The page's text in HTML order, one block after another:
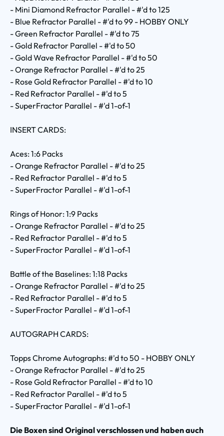
- Mini Diamond Refractor Parallel - #'d to 125
- Blue Refractor Parallel - #'d to 99 - HOBBY ONLY
- Green Refractor Parallel - #'d to 75
- Gold Refractor Parallel - #'d to 50
- Gold Wave Refractor Parallel - #'d to 50
- Orange Refractor Parallel - #'d to 25
- Rose Gold Refractor Parallel - #'d to 10
- Red Refractor Parallel - #'d to 5
- SuperFractor Parallel - #'d 1-of-1
INSERT CARDS:
Aces: 1:6 Packs
- Orange Refractor Parallel - #'d to 25
- Red Refractor Parallel - #'d to 5
- SuperFractor Parallel - #'d 1-of-1
Rings of Honor: 1:9 Packs
- Orange Refractor Parallel - #'d to 25
- Red Refractor Parallel - #'d to 5
- SuperFractor Parallel - #'d 1-of-1
Battle of the Baselines: 1:18 Packs
- Orange Refractor Parallel - #'d to 25
- Red Refractor Parallel - #'d to 5
- SuperFractor Parallel - #'d 1-of-1
AUTOGRAPH CARDS:
Topps Chrome Autographs: #'d to 50 - HOBBY ONLY
- Orange Refractor Parallel - #'d to 25
- Rose Gold Refractor Parallel - #'d to 10
- Red Refractor Parallel - #'d to 5
- SuperFractor Parallel - #'d 1-of-1
Die Boxen sind Original verschlossen und haben auch